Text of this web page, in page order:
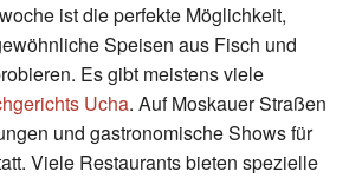
ist die perfekte Möglichkeit,
Speisen aus Fisch und
Es gibt meistens viele
Ucha. Auf Moskauer Straßen
und gastronomische Shows für
Viele Restaurants bieten spezielle